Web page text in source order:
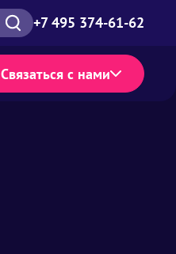
+7 495 374-61-62
Связаться с нами